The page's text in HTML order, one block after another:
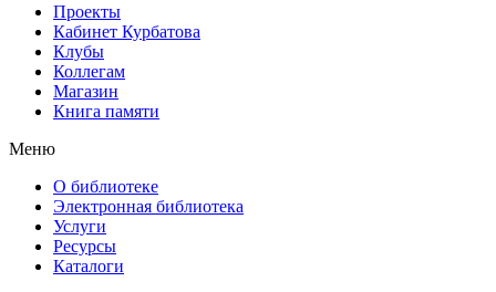
Проекты
Кабинет Курбатова
Клубы
Коллегам
Магазин
Книга памяти
Меню
О библиотеке
Электронная библиотека
Услуги
Ресурсы
Каталоги